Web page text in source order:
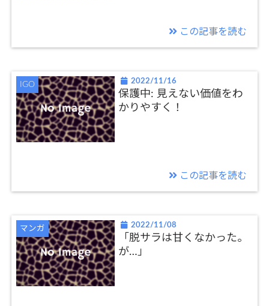
この記事を読む
IGO 2022/11/16
保護中: 見えない価値をわ
かりやすく！
この記事を読む
マンガ 2022/11/08
「脱サラは甘くなかった。
が…」